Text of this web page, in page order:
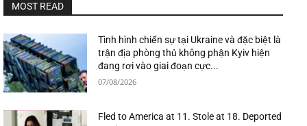
MOST READ
Tình hình chiến sự tại Ukraine và đặc biệt là
trận địa phòng thủ không phận Kyiv hiện
đang rơi vào giai đoạn cực...
07/08/2026
Fled to America at 11. Stole at 18. Deported